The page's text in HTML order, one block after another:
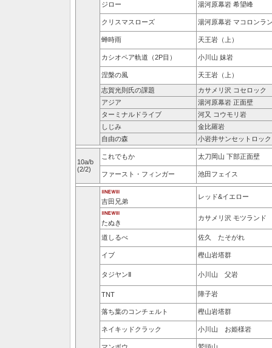
ジロー 湯河原幕岩 希望峰
クリスマスローズ 湯河原幕岩 マコロンラ
蝉時雨 天王岩（上）
カシオペア軌道（2P目） 小川山 妹岩
涅槃の風 天王岩（上）
志賀光則氏の課題
カサメリ沢 コセロック
アジア
湯河原幕岩 正面壁
ターミナルドライブ
河又 コウモリ岩
しじみ
金比羅岩
自由の森
小岩井サンセットロック
10a/b
(2/2)
これでもか 太刀岡山 下部正面壁
ファースト・フィンガー 池田フェイス
吉田兄弟
レッド&イエロー
たぬき
カサメリ沢 モツランド
道しるべ 佐久 たそがれ
イブ 樫山岩塔群
タジヤンⅡ 小川山 父岩
TNT 障子岩
落ち葉のコンチェルト 樫山岩塔群
ネイキッドクラック 小川山 お姫様岩